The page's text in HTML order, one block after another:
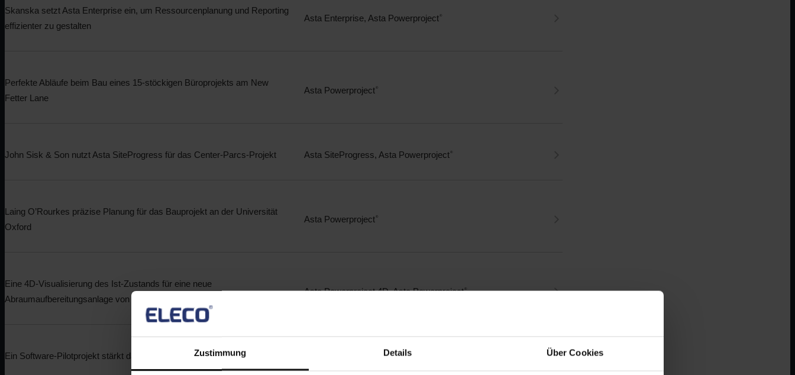
Zustimmung Details Über Cookies
Skanska setzt Asta Enterprise ein, um Ressourcenplanung und Reporting
effizienter zu gestalten
Asta Enterprise, Asta Powerproject
Perfekte Abläufe beim Bau eines 15-stöckigen Büroprojekts am New
Fetter Lane
Asta Powerproject
John Sisk & Son nutzt Asta SiteProgress für das Center-Parcs-Projekt Asta SiteProgress, Asta Powerproject
Laing O’Rourkes präzise Planung für das Bauprojekt an der Universität
Oxford
Asta Powerproject
Eine 4D-Visualisierung des Ist-Zustands für eine neue
Abraumaufbereitungsanlage von Minsur SA in Peru
Asta Powerproject 4D, Asta Powerproject
Ein Software-Pilotprojekt stärkt das Projektmanagement der Carey Group , Asta Vision